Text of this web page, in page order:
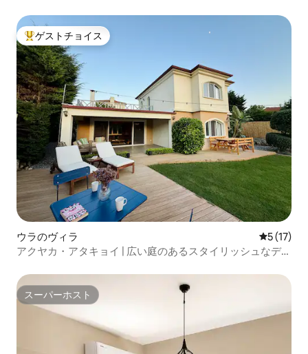
大好評のゲストチョイスです。
ゲストチョイス
ウラのヴィラ レビュー
5 (17)
アクヤカ・アタキョイ | 広い庭のあるスタイリッシュなデュ
スーパーホスト
スーパーホスト